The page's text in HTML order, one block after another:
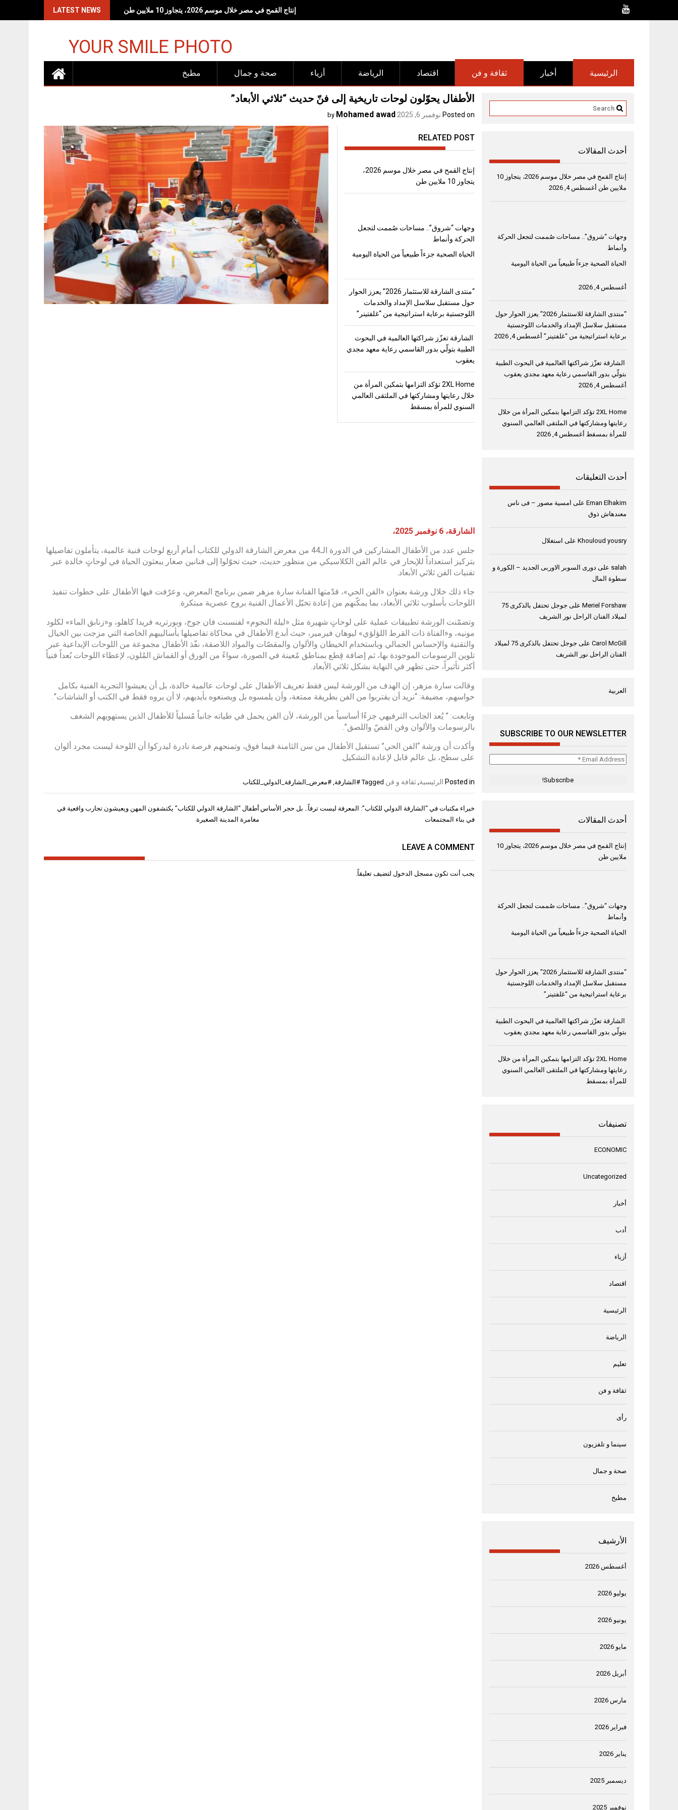
LATEST NEWS <br><br>وجهات "شروق".. مساحات صُممت لتجعل الحركة وأنماط<br>الحياة الصحية جزءاً طبيعياً من الحياة اليومية<span lang="EN" dir="LTR" style="font-size:17.0pt;line-height:150%"></span><br><br>
YOUR SMILE PHOTO
مطبخ صحة و جمال أزياء الرياضة اقتصاد ثقافة و فن أخبار الرئيسية
الأطفال يحوّلون لوحات تاريخية إلى فنّ حديث “ثلاثي الأبعاد”
Posted on نوفمبر 6, 2025 by
Mohamed awad
RELATED POST
إنتاج القمح في مصر خلال موسم 2026،
يتجاوز 10 ملايين طن
وجهات “شروق”.. مساحات صُممت لتجعل
الحركة وأنماط
الحياة الصحية جزءاً طبيعياً من الحياة اليومية
“منتدى الشارقة للاستثمار 2026” يعزز الحوار
حول مستقبل سلاسل الإمداد والخدمات
اللوجستية برعاية استراتيجية من “غلفتينر”
الشارقة تعزّز شراكتها العالمية في البحوث
الطبية بتولّي بدور القاسمي رعاية معهد مجدي
يعقوب
2XL Home تؤكد التزامها بتمكين المرأة من
خلال رعايتها ومشاركتها في الملتقى العالمي
السنوي للمرأة بمسقط
الشارقة، 6 نوفمبر 2025،
جلس عدد من الأطفال المشاركين في الدورة الـ44 من معرض الشارقة الدولي للكتاب أمام أربع لوحات فنية عالمية، يتأملون تفاصيلها
بتركيز استعداداً للإبحار في عالم الفن الكلاسيكي من منظور حديث، حيث تحوّلوا إلى فنانين صغار يبعثون الحياة في لوحاتٍ خالدة عبر
تقنيات الفن ثلاثي الأبعاد.
جاء ذلك خلال ورشة بعنوان «الفن الحي»، قدّمتها الفنانة سارة مزهر ضمن برنامج المعرض، وعرّفت فيها الأطفال على خطوات تنفيذ
اللوحات بأسلوب ثلاثي الأبعاد، بما يمكّنهم من إعادة تخيّل الأعمال الفنية بروح عصرية مبتكرة.
وتضمّنت الورشة تطبيقات عملية على لوحاتٍ شهيرة مثل «ليلة النجوم» لفنسنت فان جوخ، وبورتريه فريدا كاهلو، و«زنابق الماء» لكلود
مونيه، و«الفتاة ذات القرط اللؤلؤي» ليوهان فيرمير، حيث أبدع الأطفال في محاكاة تفاصيلها بأساليبهم الخاصة التي مزجت بين الخيال
والتقنية والإحساس الجمالي وباستخدام الخيطان والألوان والمقصّات والمواد اللاصقة، نفّذ الأطفال مجموعة من اللوحات الإبداعية عبر
تلوين الرسومات الموجودة بها، ثم إضافة قِطع بمناطق مُعينة في الصورة، سواءً من الورق أو القماش المُلون، لإعطاء اللوحات بُعداً فنياً
أكثر تأثيراً، حتى تظهر في النهاية بشكل ثلاثي الأبعاد.
وقالت سارة مزهر، إن الهدف من الورشة ليس فقط تعريف الأطفال على لوحات عالمية خالدة، بل أن يعيشوا التجربة الفنية بكامل
حواسهم، مضيفة: “نريد أن يقتربوا من الفن بطريقة ممتعة، وأن يلمسوه بل ويصنعوه بأيديهم، لا أن يروه فقط في الكتب أو الشاشات”.
وتابعت: ” يُعد الجانب الترفيهي جزءًا أساسياً من الورشة، لأن الفن يحمل في طياته جانباً مُسلياً للأطفال الذين يستهويهم الشغف
بالرسومات والألوان وفن القصّ واللصق”.
وأكدت أن ورشة “الفن الحي” تستقبل الأطفال من سن الثامنة فيما فوق، وتمنحهم فرصة نادرة ليدركوا أن اللوحة ليست مجرد ألوان
على سطح، بل عالم قابل لإعادة التشكيل.
Posted in الرئيسية,ثقافة و فن Tagged #الشارقة #معرض_الشارقة_الدولي_للكتاب
تصفّح
المقالات
أطفال “الشارقة الدولي للكتاب” يكتشفون المهن ويعيشون تجارب واقعية في
مغامرة المدينة الصغيرة
خبراء مكتبات في “الشارقة الدولي للكتاب”: المعرفة ليست ترفاً.. بل حجر الأساس
في بناء المجتمعات
LEAVE A COMMENT
يجب أنت تكون مسجل الدخول لتضيف تعليقاً.
أحدث المقالات
إنتاج القمح في مصر خلال موسم 2026، يتجاوز 10
ملايين طن أغسطس 4, 2026
وجهات “شروق”.. مساحات صُممت لتجعل الحركة
وأنماط
الحياة الصحية جزءاً طبيعياً من الحياة اليومية
أغسطس 4, 2026
“منتدى الشارقة للاستثمار 2026” يعزز الحوار حول
مستقبل سلاسل الإمداد والخدمات اللوجستية
برعاية استراتيجية من “غلفتينر” أغسطس 4, 2026
الشارقة تعزّز شراكتها العالمية في البحوث الطبية
بتولّي بدور القاسمي رعاية معهد مجدي يعقوب
أغسطس 4, 2026
2XL Home تؤكد التزامها بتمكين المرأة من خلال
رعايتها ومشاركتها في الملتقى العالمي السنوي
للمرأة بمسقط أغسطس 4, 2026
أحدث التعليقات
Eman Elhakim على امسية مصور – فى ناس
معندهاش ذوق
Khouloud yousry على استغلال
salah على دورى السوبر الاوربى الجديد – الكورة و
سطوة المال
Meriel Forshaw على
جوجل تحتفل بالذكرى 75
لميلاد الفنان الراحل نور الشريف
Carol McGill على
جوجل تحتفل بالذكرى 75 لميلاد
الفنان الراحل نور الشريف
العربية
SUBSCRIBE TO OUR NEWSLETTER
Email
أحدث المقالات
إنتاج القمح في مصر خلال موسم 2026، يتجاوز 10
ملايين طن
وجهات “شروق”.. مساحات صُممت لتجعل الحركة
وأنماط
الحياة الصحية جزءاً طبيعياً من الحياة اليومية
“منتدى الشارقة للاستثمار 2026” يعزز الحوار حول
مستقبل سلاسل الإمداد والخدمات اللوجستية
برعاية استراتيجية من “غلفتينر”
الشارقة تعزّز شراكتها العالمية في البحوث الطبية
بتولّي بدور القاسمي رعاية معهد مجدي يعقوب
2XL Home تؤكد التزامها بتمكين المرأة من خلال
رعايتها ومشاركتها في الملتقى العالمي السنوي
للمرأة بمسقط
تصنيفات
ECONOMIC
Uncategorized
أخبار
أدب
أزياء
اقتصاد
الرئيسية
الرياضة
تعليم
ثقافة و فن
رأى
سينما و تلفزيون
صحة و جمال
مطبخ
الأرشيف
أغسطس 2026
يوليو 2026
يونيو 2026
مايو 2026
أبريل 2026
مارس 2026
فبراير 2026
يناير 2026
ديسمبر 2025
نوفمبر 2025